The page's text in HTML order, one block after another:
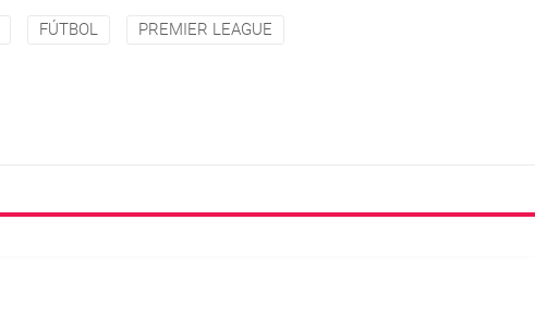
FÚTBOL PREMIER LEAGUE